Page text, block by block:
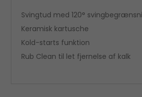
Svingtud med 120°
Keramisk kartusche
Kold-starts funktion
Rub Clean til let fjernelse af kalk